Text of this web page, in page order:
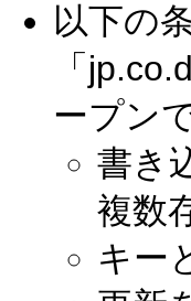
以下の
「
ープン
書き
複数
キー